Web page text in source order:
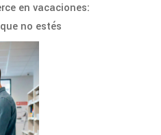
en vacaciones:
no estés